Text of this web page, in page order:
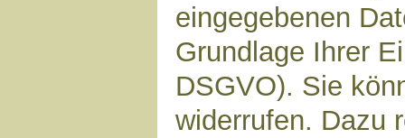
eingegebenen
Grundlage Ihrer
DSGVO). Sie
widerrufen. Dazu